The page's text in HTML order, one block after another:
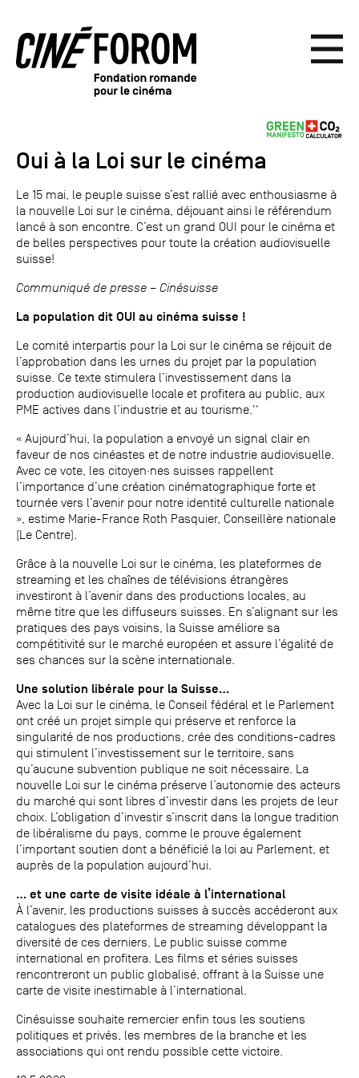
Oui à la Loi sur le cinéma
Le 15 mai, le peuple suisse s’est rallié avec enthousiasme à
la nouvelle Loi sur le cinéma, déjouant ainsi le référendum
lancé à son encontre. C’est un grand OUI pour le cinéma et
de belles perspectives pour toute la création audiovisuelle
suisse!
Communiqué de presse – Cinésuisse
La population dit OUI au cinéma suisse !
Le comité interpartis pour la Loi sur le cinéma se réjouit de
l’approbation dans les urnes du projet par la population
suisse. Ce texte stimulera l’investissement dans la
production audiovisuelle locale et profitera au public, aux
PME actives dans l’industrie et au tourisme.''
« Aujourd’hui, la population a envoyé un signal clair en
faveur de nos cinéastes et de notre industrie audiovisuelle.
Avec ce vote, les citoyen·nes suisses rappellent
l’importance d’une création cinématographique forte et
tournée vers l’avenir pour notre identité culturelle nationale
», estime Marie-France Roth Pasquier, Conseillère nationale
(Le Centre).
Grâce à la nouvelle Loi sur le cinéma, les plateformes de
streaming et les chaînes de télévisions étrangères
investiront à l’avenir dans des productions locales, au
même titre que les diffuseurs suisses. En s’alignant sur les
pratiques des pays voisins, la Suisse améliore sa
compétitivité sur le marché européen et assure l’égalité de
ses chances sur la scène internationale.
Une solution libérale pour la Suisse...
Avec la Loi sur le cinéma, le Conseil fédéral et le Parlement
ont créé un projet simple qui préserve et renforce la
singularité de nos productions, crée des conditions-cadres
qui stimulent l’investissement sur le territoire, sans
qu’aucune subvention publique ne soit nécessaire. La
nouvelle Loi sur le cinéma préserve l’autonomie des acteurs
du marché qui sont libres d’investir dans les projets de leur
choix. L’obligation d’investir s’inscrit dans la longue tradition
de libéralisme du pays, comme le prouve également
l’important soutien dont a bénéficié la loi au Parlement, et
auprès de la population aujourd’hui.
... et une carte de visite idéale à l’international
À l’avenir, les productions suisses à succès accéderont aux
catalogues des plateformes de streaming développant la
diversité de ces derniers. Le public suisse comme
international en profitera. Les films et séries suisses
rencontreront un public globalisé, offrant à la Suisse une
carte de visite inestimable à l’international.
Cinésuisse souhaite remercier enfin tous les soutiens
politiques et privés, les membres de la branche et les
associations qui ont rendu possible cette victoire.